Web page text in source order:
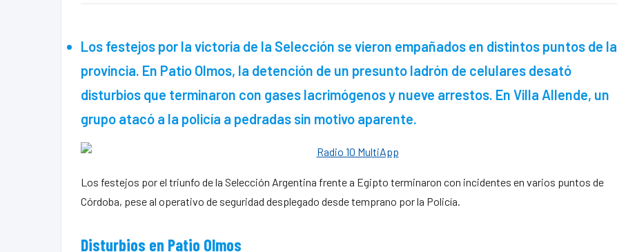
Los festejos por la victoria de la Selección se vieron empañados en distintos puntos de la
provincia. En Patio Olmos, la detención de un presunto ladrón de celulares desató
disturbios que terminaron con gases lacrimógenos y nueve arrestos. En Villa Allende, un
grupo atacó a la policía a pedradas sin motivo aparente.
Los festejos por el triunfo de la Selección Argentina frente a Egipto terminaron con incidentes en varios puntos de
Córdoba, pese al operativo de seguridad desplegado desde temprano por la Policía.
Disturbios en Patio Olmos